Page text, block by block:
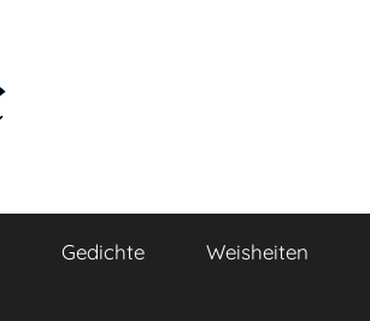
Gedichte Weisheiten